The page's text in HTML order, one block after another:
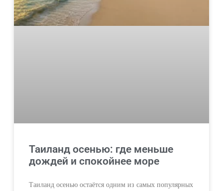
Таиланд осенью: где меньше
дождей и спокойнее море
Таиланд осенью остаётся одним из самых популярных